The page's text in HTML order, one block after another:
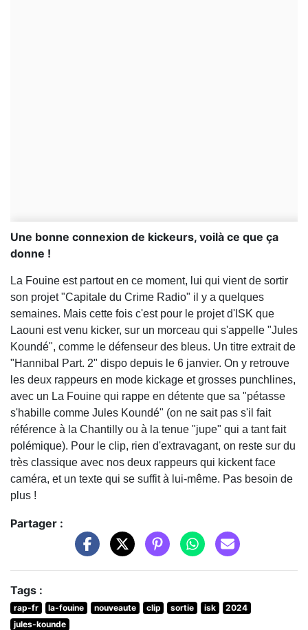
Une bonne connexion de kickeurs, voilà ce que ça
donne !
La Fouine est partout en ce moment, lui qui vient de sortir
son projet "Capitale du Crime Radio" il y a quelques
semaines. Mais cette fois c'est pour le projet d'ISK que
Laouni est venu kicker, sur un morceau qui s'appelle "Jules
Koundé", comme le défenseur des bleus. Un titre extrait de
"Hannibal Part. 2" dispo depuis le 6 janvier. On y retrouve
les deux rappeurs en mode kickage et grosses punchlines,
avec un La Fouine qui rappe en détente que sa "pétasse
s'habille comme Jules Koundé" (on ne sait pas s'il fait
référence à la Chantilly ou à la tenue "jupe" qui a tant fait
polémique). Pour le clip, rien d'extravagant, on reste sur du
très classique avec nos deux rappeurs qui kickent face
caméra, et un texte qui se suffit à lui-même. Pas besoin de
plus !
Partager :
Tags :
rap-fr la-fouine nouveaute clip sortie isk
2024
jules-kounde